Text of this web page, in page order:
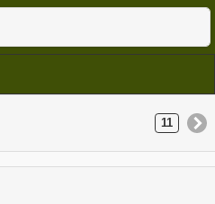
11